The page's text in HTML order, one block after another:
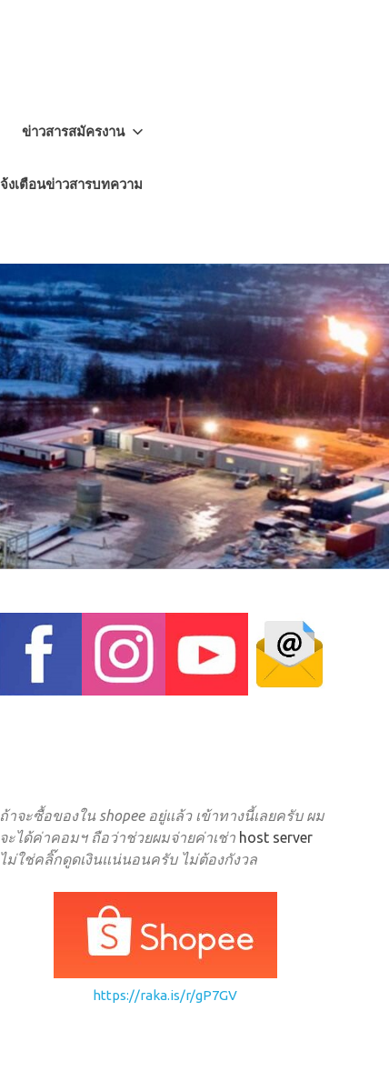
ข่าวสารสมัครงาน
งเตือนข่าวสารบทความ
ถ้าจะซื้อของใน shopee อยู่แล้ว เข้าทางนี้เลยครับ ผม
จะได้ค่าคอมฯ ถือว่าช่วยผมจ่ายค่าเช่า host server
ไม่ใช่คลิ๊กดูดเงินแน่นอนครับ ไม่ต้องกังวล
https://raka.is/r/gP7GV